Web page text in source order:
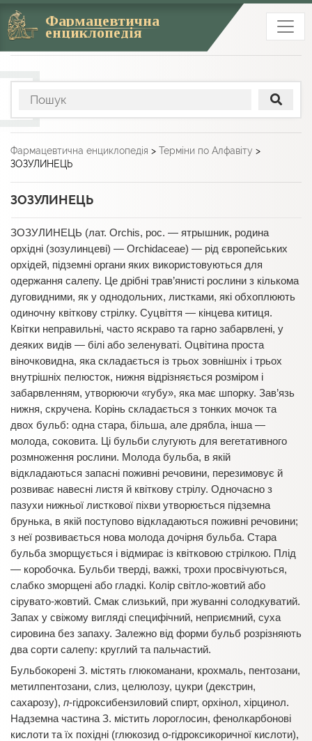
Фармацевтична
енциклопедія
Фармацевтична енциклопедія > Терміни по Алфавіту >
ЗОЗУЛИНЕЦЬ
ЗОЗУЛИНЕЦЬ
ЗОЗУЛИНЕЦЬ (лат. Orchis, рос. — ятрышник, родина
орхідні (зозулинцеві) — Orchidaceae) — рід європейських
орхідей, підземні органи яких використовуються для
одержання салепу. Це дрібні трав’янисті рослини з кількома
дуговидними, як у однодольних, листками, які обхоплюють
одиночну квіткову стрілку. Суцвіття — кінцева китиця.
Квітки неправильні, часто яскраво та гарно забарвлені, у
деяких видів — білі або зеленуваті. Оцвітина проста
віночковидна, яка складається із трьох зовнішніх і трьох
внутрішніх пелюсток, нижня відрізняється розміром і
забарвленням, утворюючи «губу», яка має шпорку. Зав’язь
нижня, скручена. Корінь складається з тонких мочок та
двох бульб: одна стара, більша, але дрябла, інша —
молода, соковита. Ці бульби слугують для вегетативного
розмноження рослини. Молода бульба, в якій
відкладаються запасні поживні речовини, перезимовує й
розвиває навесні листя й квіткову стрілу. Одночасно з
пазухи нижньої листкової піхви утворюється підземна
брунька, в якій поступово відкладаються поживні речовини;
з неї розвивається нова молода дочірня бульба. Стара
бульба зморщується і відмирає із квітковою стрілкою. Плід
— коробочка. Бульби тверді, важкі, трохи просвічуються,
слабко зморщені або гладкі. Колір світло-жовтий або
сірувато-жовтий. Смак слизький, при жуванні солодкуватий.
Запах у свіжому вигляді специфічний, неприємний, суха
сировина без запаху. Залежно від форми бульб розрізняють
два сорти салепу: круглий та пальчастий.
Бульбокорені З. містять глюкоманани, крохмаль, пентозани,
метилпентозани, слиз, целюлозу, цукри (декстрин,
сахарозу), п-гідроксибензиловий спирт, орхінол, хірцинол.
Надземна частина З. містить лороглосин, фенолкарбонові
кислоти та їх похідні (глюкозид о-гідроксикоричної кислоти),